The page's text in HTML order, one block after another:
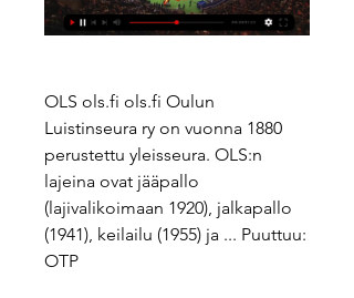
OLS ols.fi ols.fi Oulun
Luistinseura ry on vuonna 1880
perustettu yleisseura. OLS:n
lajeina ovat jääpallo
(lajivalikoimaan 1920), jalkapallo
(1941), keilailu (1955) ja ... Puuttuu:
OTP